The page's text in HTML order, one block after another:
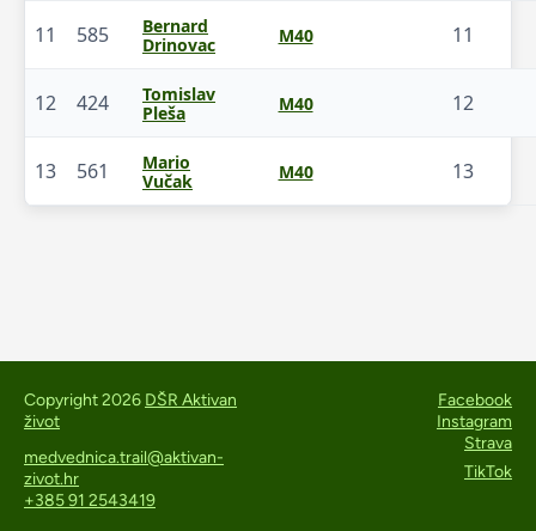
11 585
Bernard
Drinovac
M40 11
12 424
Tomislav
Pleša
M40 12
13 561
Mario
Vučak
M40 13
Copyright 2026 DŠR Aktivan
život
medvednica.trail@aktivan-
zivot.hr
+385 91 2543419
Facebook
Instagram
Strava
TikTok